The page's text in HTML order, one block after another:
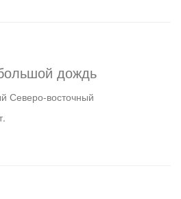
дождь
Северо-восточный